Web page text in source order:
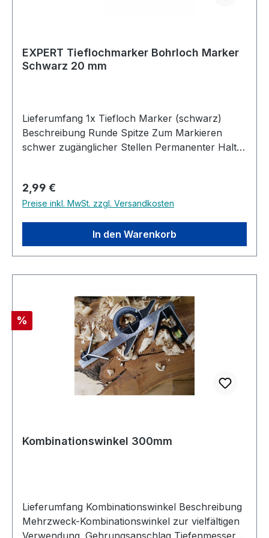
EXPERT Tieflochmarker Bohrloch Marker
Schwarz 20 mm
Lieferumfang 1x Tiefloch Marker (schwarz)
Beschreibung Runde Spitze Zum Markieren
schwer zugänglicher Stellen Permanenter Halt
Regulärer Preis:
2,99 €
Preise inkl. MwSt. zzgl. Versandkosten
In den Warenkorb
Rabatt
%
Kombinationswinkel 300mm
Lieferumfang Kombinationswinkel Beschreibung
Mehrzweck-Kombinationswinkel zur vielfältigen